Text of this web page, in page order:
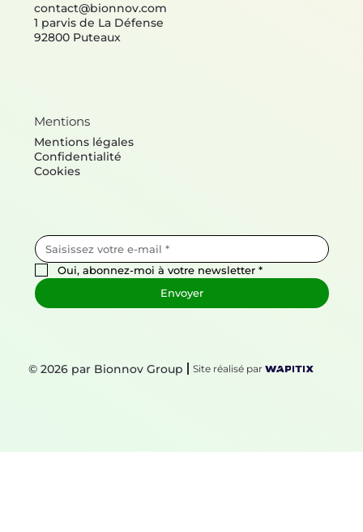
© 2026 par Bionnov Group Site réalisé par
Oui, abonnez-moi à votre newsletter *
Envoyer
contact@bionnov.com
1 parvis de La Défense
92800 Puteaux
Mentions
Mentions légales
Confidentialité
Cookies